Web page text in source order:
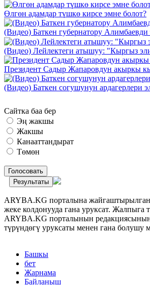
Өлгөн адамдар түшкө кирсе эмне болот?
(Видео) Баткен губернатору
(Видео) Лейлектеги атышуу: "Кыргыз
Президент Садыр Жапаровдун акыркы
(Видео) Баткен согушунун ардагерлери
Сайтка баа бер
Эң жакшы
Жакшы
Канааттандырат
Төмөн
Голосовать
Результаты
ARYBA.KG порталына жайгаштырылган
жеке колдонууда гана уруксат. Жалпыга
ARYBA.KG порталынын
түрүндөгү уруксаты менен гана болушу
Башкы
бет
Жарнама
Байланыш